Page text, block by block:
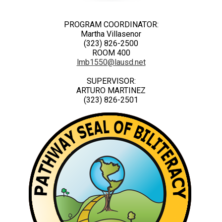
PROGRAM COORDINATOR:
Martha Villasenor
(323) 826-2500
ROOM 400
lmb1550@lausd.net
SUPERVISOR:
ARTURO MARTINEZ
(323) 826-2501